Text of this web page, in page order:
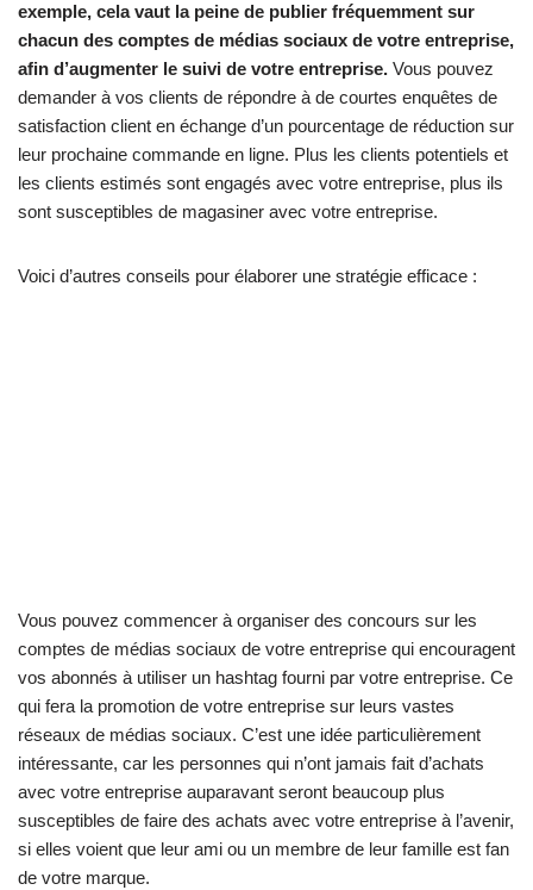
exemple, cela vaut la peine de publier fréquemment sur
chacun des comptes de médias sociaux de votre entreprise,
afin d’augmenter le suivi de votre entreprise. Vous pouvez
demander à vos clients de répondre à de courtes enquêtes de
satisfaction client en échange d’un pourcentage de réduction sur
leur prochaine commande en ligne. Plus les clients potentiels et
les clients estimés sont engagés avec votre entreprise, plus ils
sont susceptibles de magasiner avec votre entreprise.
Voici d’autres conseils pour élaborer une stratégie efficace :
Vous pouvez commencer à organiser des concours sur les
comptes de médias sociaux de votre entreprise qui encouragent
vos abonnés à utiliser un hashtag fourni par votre entreprise. Ce
qui fera la promotion de votre entreprise sur leurs vastes
réseaux de médias sociaux. C’est une idée particulièrement
intéressante, car les personnes qui n’ont jamais fait d’achats
avec votre entreprise auparavant seront beaucoup plus
susceptibles de faire des achats avec votre entreprise à l’avenir,
si elles voient que leur ami ou un membre de leur famille est fan
de votre marque.